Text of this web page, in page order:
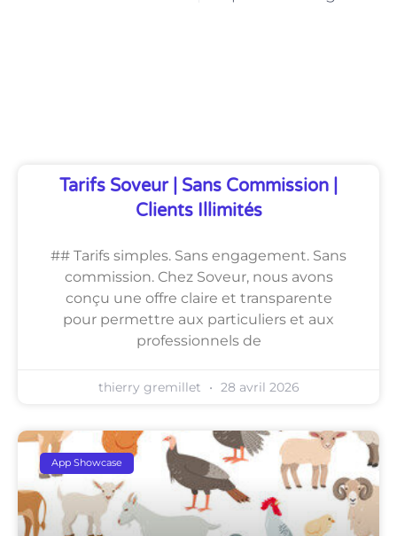
Tarifs Soveur | Sans Commission |
Clients Illimités
## Tarifs simples. Sans engagement. Sans
commission. Chez Soveur, nous avons
conçu une offre claire et transparente
pour permettre aux particuliers et aux
professionnels de
thierry gremillet 28 avril 2026
App Showcase